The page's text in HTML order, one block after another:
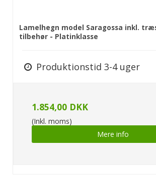
Lamelhegn model Saragossa inkl.
tilbehør - Platinklasse
Produktionstid 3-4 uger
1.854,00 DKK
(Inkl. moms)
Mere info